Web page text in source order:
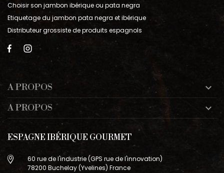
Choisir son jambon ibérique ou pata negra
Etiquetage du jambon pata negra et ibérique
Distributeur grossiste de produits espagnols
A PROPOS 
A PROPOS 
ESPAGNE IBÉRIQUE GOURMET
60 rue de l'industrie (GPS rue de l'innovation)
78200 Buchelay (Yvelines) France